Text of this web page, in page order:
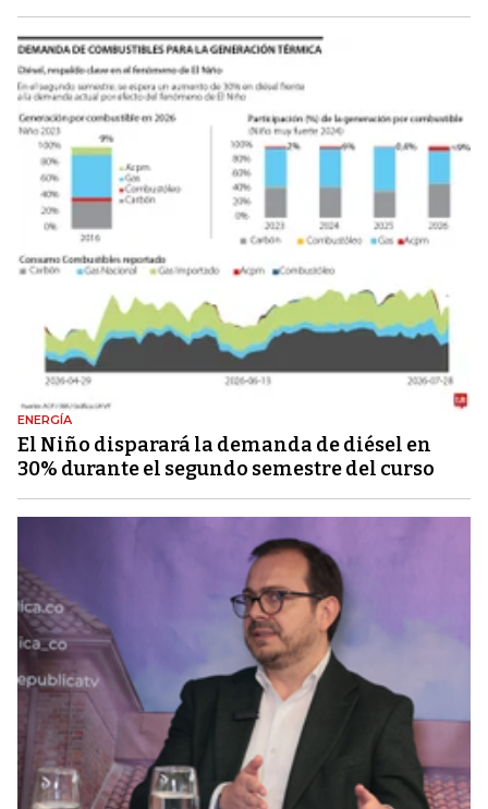
ENERGÍA
El Niño disparará la demanda de diésel en
30% durante el segundo semestre del curso